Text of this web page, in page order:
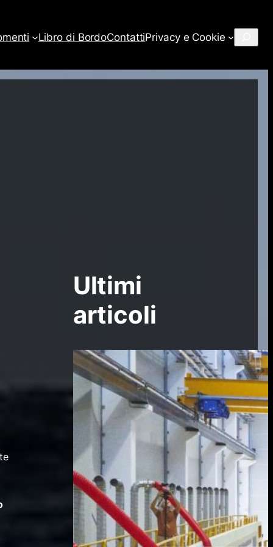
Libro di BordoContattiPrivacy e Cookie
Ultimi
articoli